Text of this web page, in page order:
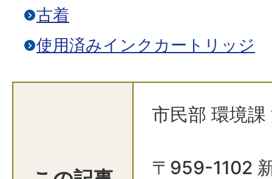
古着
使用済みインクカートリッジ
市民部 環境
〒959-1102